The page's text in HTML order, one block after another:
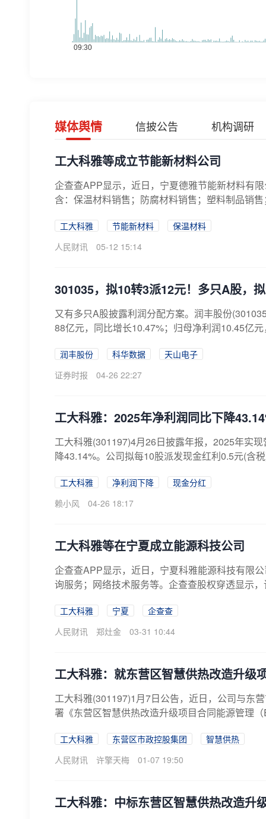
媒体舆情 信披公告 机构调研
工大科雅等成立节能新材料公司
企查查APP显示，近日，宁夏德雅节能新材料有
含：保温材料销售；防腐材料销售；塑料制品销
工大科雅 节能新材料
保温材料
人民财讯
05-12 15:14
301035，拟10转3派12元！多只A股，
又有多只A股披露利润分配方案。润丰股份
88亿元，同比增长10.47%；归母净利润10.45亿
润丰股份 科华数据
天山电子
证券时报
04-26 22:27
工大科雅：2025年净利润同比下降
工大科雅(301197)4月26日披露年报，2025年实
降43.14%。公司拟每10股派发现金红利0.5元(含
工大科雅 净利润下降
现金分红
赖小风
04-26 18:17
工大科雅等在宁夏成立能源科技公司
企查查APP显示，近日，宁夏科雅能源科技有限
询服务；网络技术服务等。企查查股权穿透显示
工大科雅 宁夏
企查查
人民财讯
郑灶金 03-31 10:44
工大科雅：就东营区智慧供热改造升级
工大科雅(301197)1月7日公告，近日，公司与东
署《东营区智慧供热改造升级项目合同能源管理
工大科雅 东营区市政控股集团
智慧供热
人民财讯
许擎天梅 01-07 19:50
工大科雅：中标东营区智慧供热改造升